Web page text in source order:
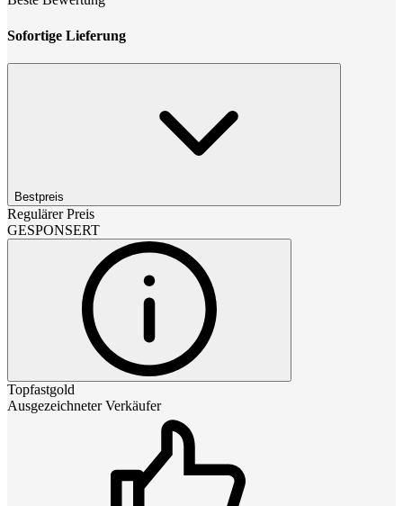
Sofortige Lieferung
Bestpreis
Regulärer Preis
GESPONSERT
Topfastgold
Ausgezeichneter Verkäufer